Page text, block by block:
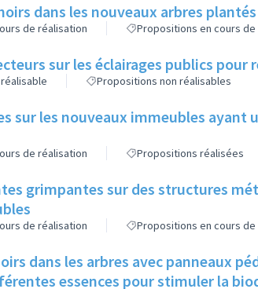
nichoirs dans les nouveaux arbres
de réalisation Propositions en cours
sur les éclairages publics
Propositions non réalisables
sur les nouveaux immeubles ayant
de réalisation Propositions réalisées
grimpantes sur des structures
de réalisation Propositions en cours
dans les arbres avec panneaux
essences pour stimuler la